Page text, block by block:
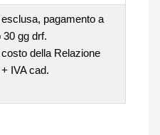
pagamento a
gg drf.
della Relazione
IVA cad.